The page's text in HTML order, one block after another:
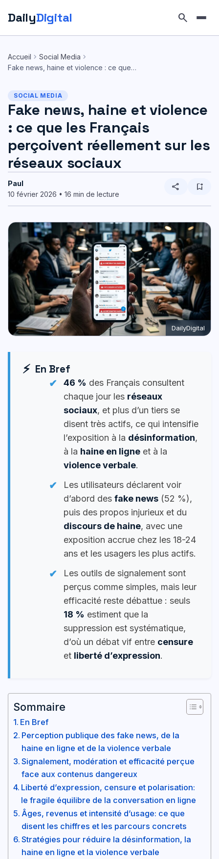
DailyDigital search
contenu
Accueil chevron_right Social Media chevron_right
Fake news, haine et violence : ce que…
SOCIAL MEDIA
Fake news, haine et violence
: ce que les Français
perçoivent réellement sur les
réseaux sociaux
Paul
10 février 2026 • 16 min de lecture
share bookmark_add
DailyDigital
En Bref
46 % des Français consultent
chaque jour les réseaux
sociaux, et plus d’un tiers se
disent très actifs, ce qui intensifie
l’exposition à la désinformation,
à la haine en ligne et à la
violence verbale.
Les utilisateurs déclarent voir
d’abord des fake news (52 %),
puis des propos injurieux et du
discours de haine, avec une
exposition accrue chez les 18-24
ans et les usagers les plus actifs.
Les outils de signalement sont
perçus comme simples, mais leur
efficacité reste débattue : seuls
18 % estiment que la
suppression est systématique,
d’où un débat vif entre censure
et liberté d’expression.
Sommaire
En Bref
Perception publique des fake news, de la
haine en ligne et de la violence verbale
Signalement, modération et efficacité perçue
face aux contenus dangereux
Liberté d’expression, censure et polarisation:
le fragile équilibre de la conversation en ligne
Âges, revenus et intensité d’usage: ce que
disent les chiffres et les parcours concrets
Stratégies pour réduire la désinformation, la
haine en ligne et la violence verbale